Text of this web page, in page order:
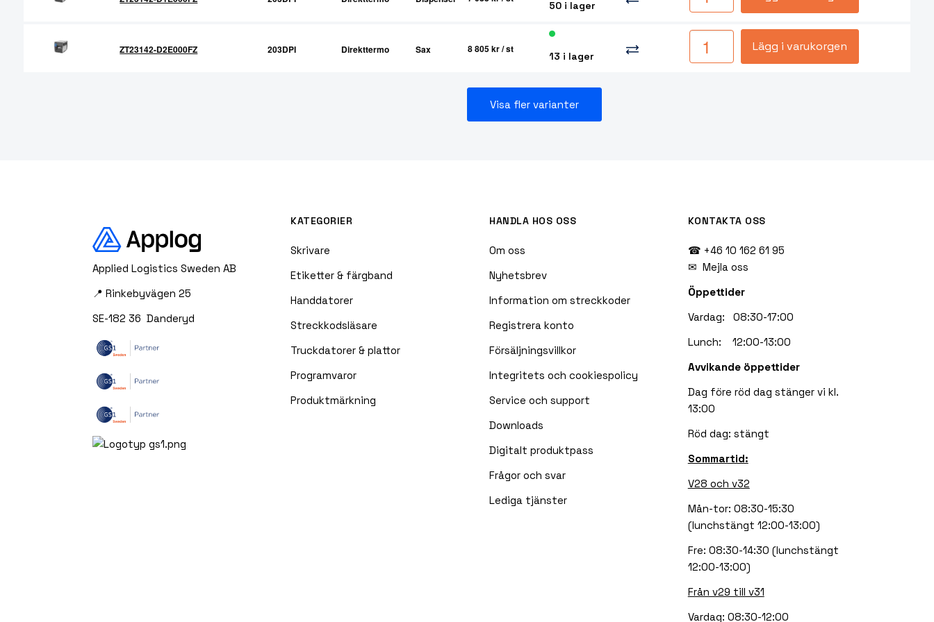
50 i lager
ZT23142-D2E000FZ 203DPI Direkttermo Sax 8 805 kr/ st
13 i lager
Lägg i varukorgen
Visa fler varianter
Applied Logistics Sweden AB
📍 Rinkebyvägen 25
SE-182 36 Danderyd
KATEGORIER
Skrivare
Etiketter & färgband
Handdatorer
Streckkodsläsare
Truckdatorer & plattor
Programvaror
Produktmärkning
HANDLA HOS OSS
Om oss
Nyhetsbrev
Information om streckkoder
Registrera konto
Försäljningsvillkor
Integritets och cookiespolicy
Service och support
Downloads
Digitalt produktpass
Frågor och svar
Lediga tjänster
KONTAKTA OSS
☎ +46 10 162 61 95
✉ Mejla oss
Öppettider
Vardag: 08:30-17:00
Lunch: 12:00-13:00
Avvikande öppettider
Dag före röd dag stänger vi kl.
13:00
Röd dag: stängt
Sommartid:
V28 och v32
Mån-tor: 08:30-15:30
(lunchstängt 12:00-13:00)
Fre: 08:30-14:30 (lunchstängt
12:00-13:00)
Från v29 till v31
Vardag: 08:30-12:00